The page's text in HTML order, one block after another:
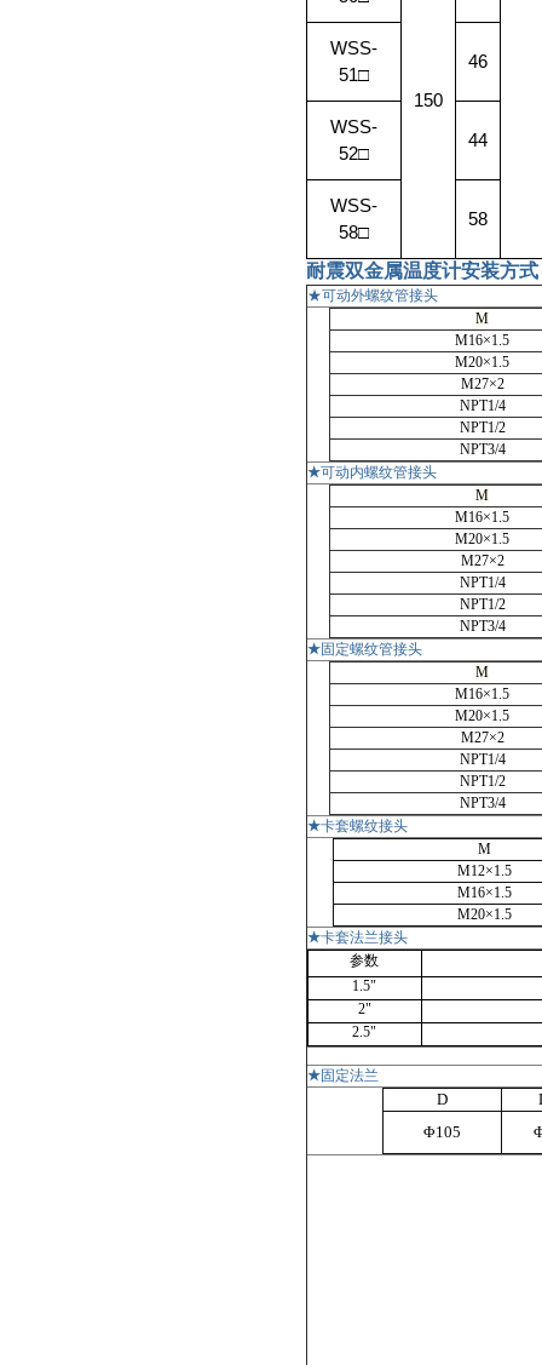
150
WSS-
51□
46
WSS-
52□
44
WSS-
58□
58
耐震双金属温度计安装方式
★可动外螺纹管接头
M
M16×1.5
M20×1.5
M27×2
NPT1/4
NPT1/2
NPT3/4
★可动内螺纹管接头
M
M16×1.5
M20×1.5
M27×2
NPT1/4
NPT1/2
NPT3/4
★固定螺纹管接头
M
M16×1.5
M20×1.5
M27×2
NPT1/4
NPT1/2
NPT3/4
★卡套螺纹接头
M
M12×1.5
M16×1.5
M20×1.5
★卡套法兰接头
参数
1.5"
2"
2.5"
★固定法兰
D
Φ105